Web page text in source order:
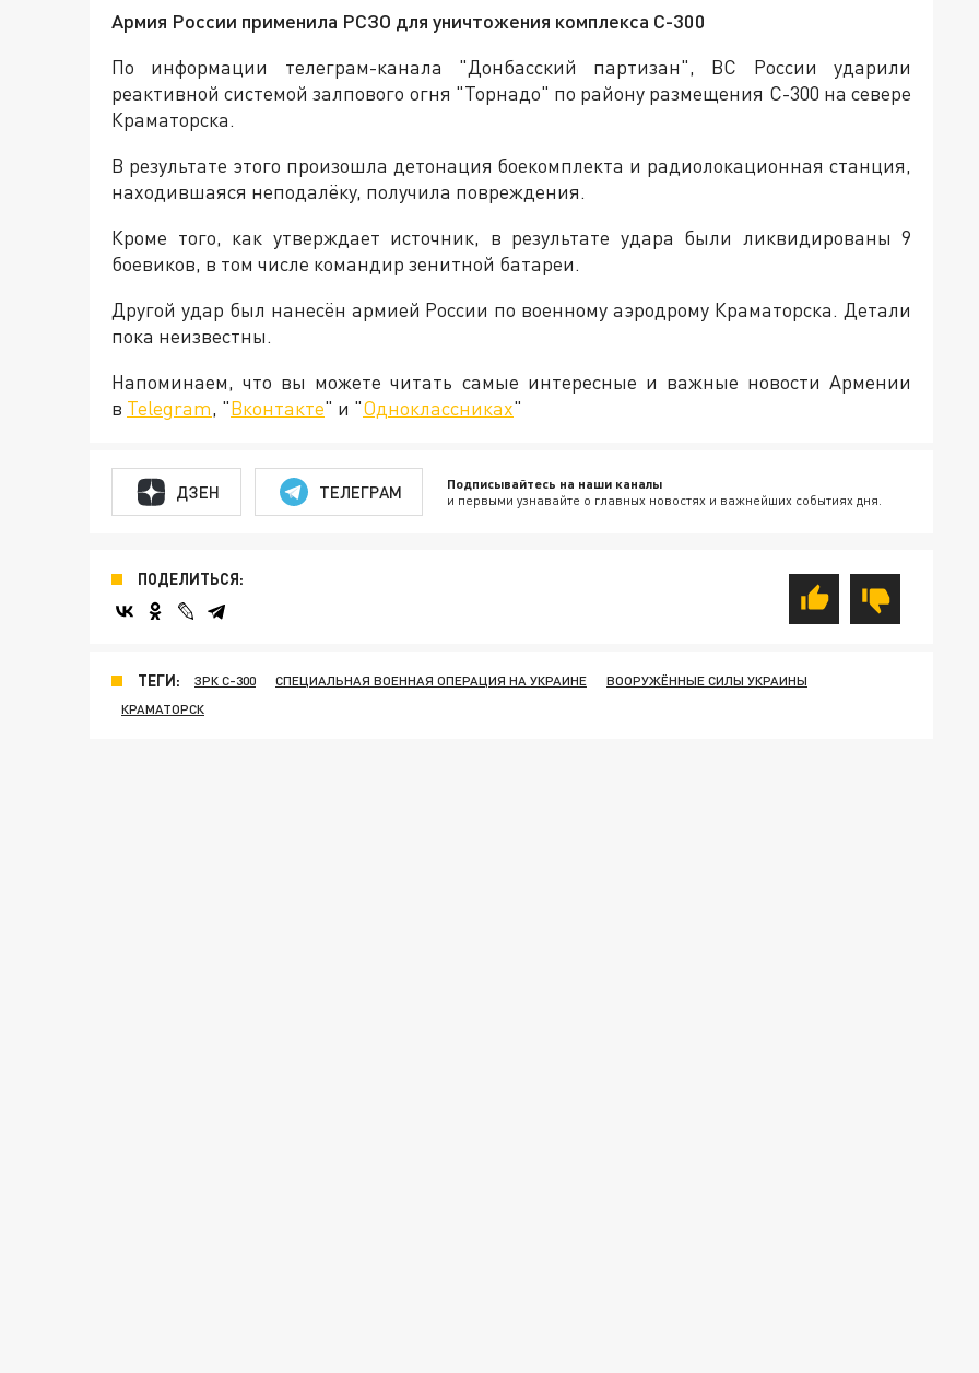
Армия России применила РСЗО для уничтожения комплекса С-300
По информации телеграм-канала "Донбасский партизан", ВС России ударили
реактивной системой залпового огня "Торнадо" по району размещения С-300 на севере
Краматорска.
В результате этого произошла детонация боекомплекта и радиолокационная станция,
находившаяся неподалёку, получила повреждения.
Кроме того, как утверждает источник, в результате удара были ликвидированы 9
боевиков, в том числе командир зенитной батареи.
Другой удар был нанесён армией России по военному аэродрому Краматорска. Детали
пока неизвестны.
Напоминаем, что вы можете читать самые интересные и важные новости Армении
в Telegram, "Вконтакте" и "Одноклассниках"
ДЗЕН ТЕЛЕГРАМ Подписывайтесь на наши каналы
и первыми узнавайте о главных новостях и важнейших событиях дня.
ПОДЕЛИТЬСЯ:
ТЕГИ: ЗРК С-300 СПЕЦИАЛЬНАЯ ВОЕННАЯ ОПЕРАЦИЯ НА УКРАИНЕ
ВООРУЖЁННЫЕ СИЛЫ УКРАИНЫ
КРАМАТОРСК